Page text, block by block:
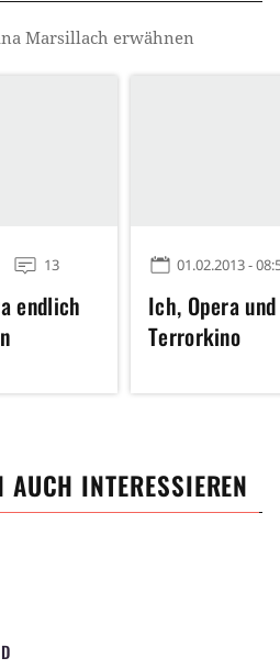
Marsillach erwähnen
13
endlich
01.02.2013 -
Ich, Opera
Terrorkino
INTERESSIEREN